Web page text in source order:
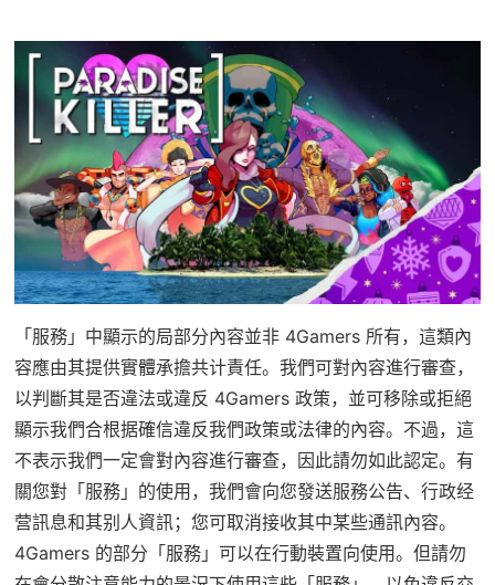
「服務」中顯示的局部分內容並非 4Gamers 所有，這類內
容應由其提供實體承擔共计責任。我們可對內容進行審查，
以判斷其是否違法或違反 4Gamers 政策，並可移除或拒絕
顯示我們合根据確信違反我們政策或法律的內容。不過，這
不表示我們一定會對內容進行審查，因此請勿如此認定。有
關您對「服務」的使用，我們會向您發送服務公告、行政经
营訊息和其别人資訊；您可取消接收其中某些通訊內容。
4Gamers 的部分「服務」可以在行動裝置向使用。但請勿